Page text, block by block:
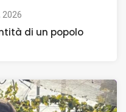
2026
di un popolo